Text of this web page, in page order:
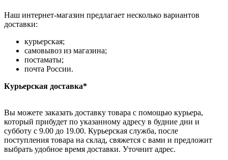
Наш интернет-магазин предлагает несколько вариантов
доставки:
курьерская;
самовывоз из магазина;
постаматы;
почта России.
Курьерская доставка*
Вы можете заказать доставку товара с помощью курьера,
который прибудет по указанному адресу в будние дни и
субботу с 9.00 до 19.00. Курьерская служба, после
поступления товара на склад, свяжется с вами и предложит
выбрать удобное время доставки. Уточнит адрес.